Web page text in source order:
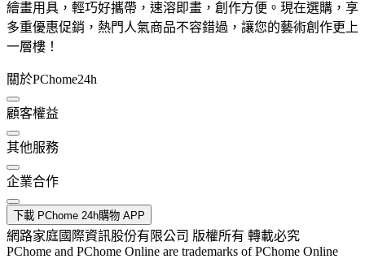
繪畫用具，輕巧好攜帶，速溶即畫，創作方便。現在選購，享
多重優惠促銷，熱門人氣商品不容錯過，讓您的藝術創作更上
一層樓！
關於PChome24h
顧客權益
其他服務
企業合作
下載 PChome 24h購物 APP
網路家庭國際資訊股份有限公司 版權所有 轉載必究
PChome and PChome Online are trademarks of PChome Online